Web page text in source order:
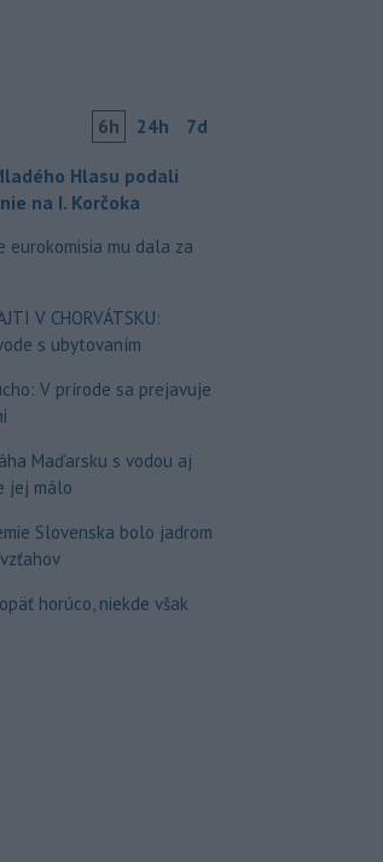
6h 24h 7d
Hlasu podali
na I. Korčoka
eurokomisia mu dala za
V CHORVÁTSKU:
s ubytovaním
V prírode sa prejavuje
Maďarsku s vodou aj
jej málo
Slovenska bolo jadrom
horúco, niekde však